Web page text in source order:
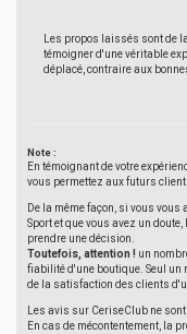
Les propos laissés sont de
témoigner d'une véritable
déplacé, contraire aux
Note :
En témoignant de votre
vous permettez aux futurs
De la même façon, si vous
Sport et que vous avez un
prendre une décision.
Toutefois, attention ! un
fiabilité d'une boutique. Seul un
de la satisfaction des clients
Les avis sur CeriseClub ne
En cas de mécontentement, la